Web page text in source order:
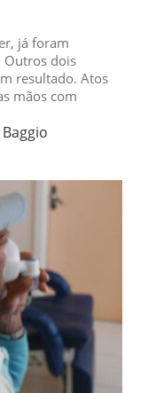
já foram
Outros dois
resultado. Atos
mãos com